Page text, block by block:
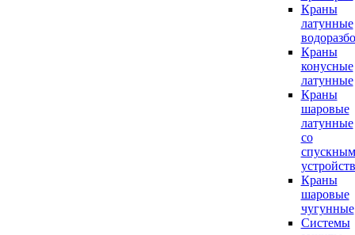
Краны
латунные
Краны
конусные
латунные
Краны
шаровые
латунные
со
спускным
Краны
шаровые
чугунные
Системы